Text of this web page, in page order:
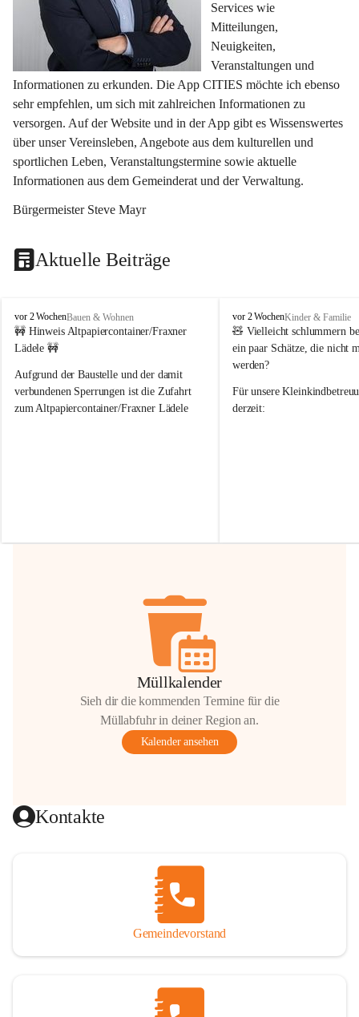
Services wie
Mitteilungen,
Neuigkeiten,
Veranstaltungen und
Informationen zu erkunden. Die App CITIES möchte ich ebenso
sehr empfehlen, um sich mit zahlreichen Informationen zu
versorgen. Auf der Website und in der App gibt es Wissenswertes
über unser Vereinsleben, Angebote aus dem kulturellen und
sportlichen Leben, Veranstaltungstermine sowie aktuelle
Informationen aus dem Gemeinderat und der Verwaltung.
Bürgermeister Steve Mayr
Aktuelle Beiträge
F
r
a
e
r
n
vor 2 WochenBauen & Wohnen
🚧 Hinweis Altpapiercontainer/Fraxner
Lädele 🚧
Aufgrund der Baustelle und der damit
verbundenen Sperrungen ist die Zufahrt
zum Altpapiercontainer/Fraxner Lädele
Hilfsbereitschaft!
F
r
a
x
r
n
vor 2 WochenKinder & Familie
🧸 Vielleicht schlummern
ein paar Schätze, die nicht
werden?
Für unsere
derzeit:
Müllkalender
Sieh dir die kommenden Termine für die
Müllabfuhr in deiner Region an.
Kalender ansehen
Kontakte
Gemeindevorstand